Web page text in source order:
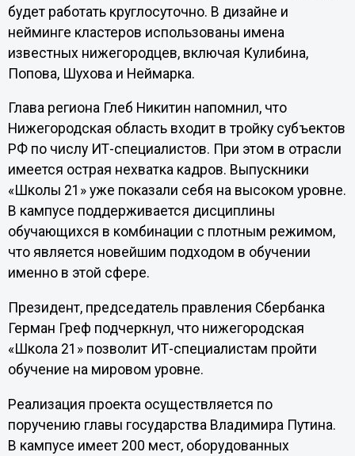
будет работать круглосуточно. В дизайне и
нейминге кластеров использованы имена
известных нижегородцев, включая Кулибина,
Попова, Шухова и Неймарка.
Глава региона Глеб Никитин напомнил, что
Нижегородская область входит в тройку субъектов
РФ по числу ИТ-специалистов. При этом в отрасли
имеется острая нехватка кадров. Выпускники
«Школы 21» уже показали себя на высоком уровне.
В кампусе поддерживается дисциплины
обучающихся в комбинации с плотным режимом,
что является новейшим подходом в обучении
именно в этой сфере.
Президент, председатель правления Сбербанка
Герман Греф подчеркнул, что нижегородская
«Школа 21» позволит ИТ-специалистам пройти
обучение на мировом уровне.
Реализация проекта осуществляется по
поручению главы государства Владимира Путина.
В кампусе имеет 200 мест, оборудованных